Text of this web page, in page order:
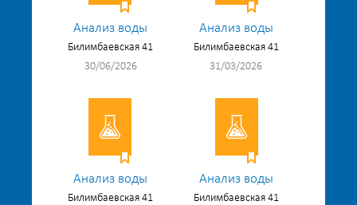
Анализ воды
Билимбаевская 41
30/06/2026
Анализ воды
Билимбаевская 41
31/03/2026
Анализ воды
Билимбаевская 41
Анализ воды
Билимбаевская 41